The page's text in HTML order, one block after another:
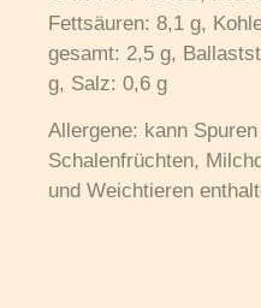
Fettsäuren: 8,1 g,
gesamt: 2,5 g,
g, Salz: 0,6 g
Allergene: kann
Schalenfrüchten,
und Weichtieren